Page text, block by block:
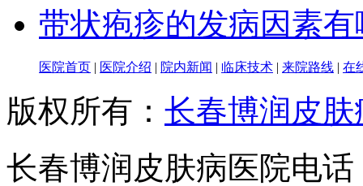
带状疱疹的发病因素有
医院首页 | 医院介绍 | 院内新闻 | 临床技术 | 来院路线 | 在
版权所有： 长春博润皮肤
长春博润皮肤病医院电话